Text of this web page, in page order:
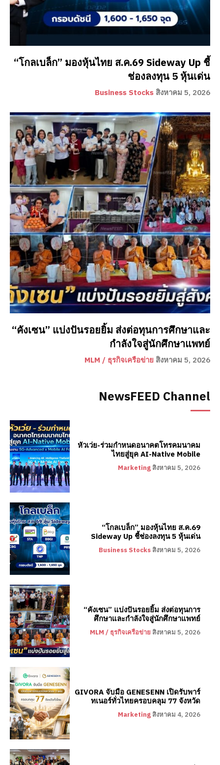
“โกลเบล็ก” มองหุ้นไทย ส.ค.69 Sideway Up ชี้
ช่องลงทุน 5 หุ้นเด่น
Business Stocks สิงหาคม 5, 2026
“คังเซน” แบ่งปันรอยยิ้ม ส่งต่อทุนการศึกษาและ
กำลังใจสู่นักศึกษาแพทย์
MLM / ธุรกิจเครือข่าย สิงหาคม 5, 2026
NewsFEED Channel
หัวเว่ย-ร่วมกำหนดอนาคตโทรคมนาคม
ไทยสู่ยุค AI-Native Mobile
Marketing สิงหาคม 5, 2026
“โกลเบล็ก” มองหุ้นไทย ส.ค.69
Sideway Up ชี้ช่องลงทุน 5 หุ้นเด่น
Business Stocks สิงหาคม 5, 2026
“คังเซน” แบ่งปันรอยยิ้ม ส่งต่อทุนการ
ศึกษาและกำลังใจสู่นักศึกษาแพทย์
MLM / ธุรกิจเครือข่าย สิงหาคม 5, 2026
GIVORA จับมือ GENESENN เปิดรับพาร์
ทเนอร์ทั่วไทยครอบคลุม 77 จังหวัด
Marketing สิงหาคม 4, 2026